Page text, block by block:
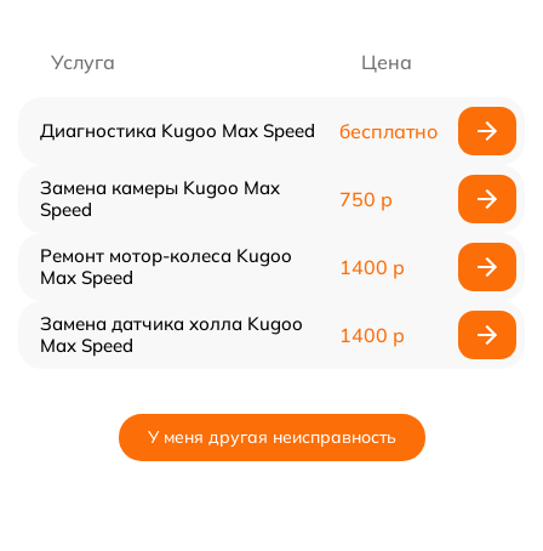
Услуга Цена
Диагностика Kugoo Max Speed бесплатно
Замена камеры Kugoo Max
Speed
750 р
Ремонт мотор-колеса Kugoo
Max Speed
1400 р
Замена датчика холла Kugoo
Max Speed
1400 р
У меня другая неисправность